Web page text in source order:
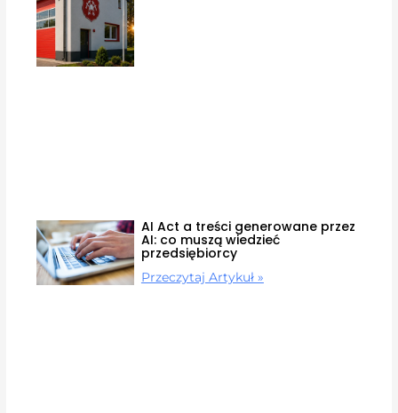
AI Act a treści generowane przez
AI: co muszą wiedzieć
przedsiębiorcy
Przeczytaj Artykuł »